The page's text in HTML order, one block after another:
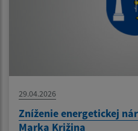
29.04.2026
Zníženie energetickej
Marka Križina